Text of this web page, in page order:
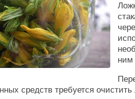
ним
средств требуется очистить